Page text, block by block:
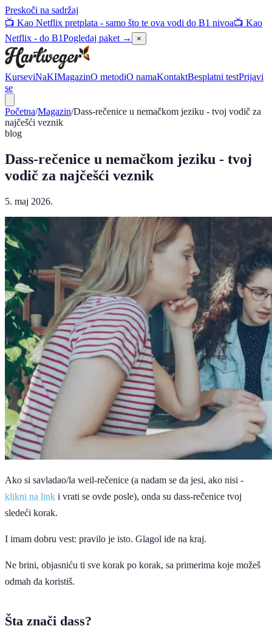
Preskoči na sadržaj
📺 Kao Netflix pretplata - samo što te ova vodi do B1 nivoa📺 Kao
Netflix - do B1Pogledaj paket → ×
KurseviNaKIMagazinO metodiO namaKontaktBesplatni testPrijavi
se
Početna/Magazin/Dass-rečenice u nemačkom jeziku - tvoj vodič za
najčešći veznik
blog
Dass-rečenice u nemačkom jeziku - tvoj
vodič za najčešći veznik
5. maj 2026.
Ako si savladao/la weil-rečenice (a nadam se da jesi, ako nisi -
klikni na link i vrati se ovde posle), onda su dass-rečenice tvoj
sledeći korak.
I imam dobru vest: pravilo je isto. Glagol ide na kraj.
Ne brini, objasniću ti sve korak po korak, sa primerima koje možeš
odmah da koristiš.
Šta znači dass?